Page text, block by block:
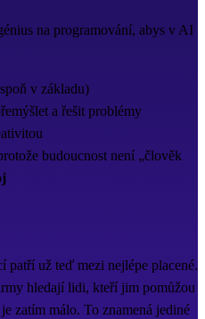
na programování, abys v AI
v základu)
a řešit problémy
budoucnost není „člověk
patří už teď mezi nejlépe placené.
hledají lidi, kteří jim pomůžou
zatím málo. To znamená jediné